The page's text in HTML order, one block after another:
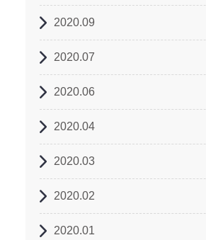
2020.09
2020.07
2020.06
2020.04
2020.03
2020.02
2020.01